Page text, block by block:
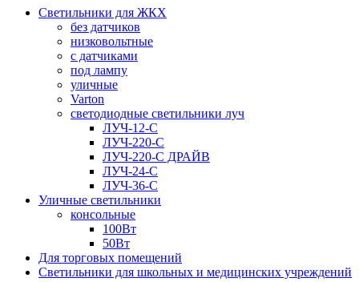
Светильники для ЖКХ
без датчиков
низковольтные
с датчиками
под лампу
уличные
Varton
светодиодные светильники луч
ЛУЧ-12-С
ЛУЧ-220-С
ЛУЧ-220-С ДРАЙВ
ЛУЧ-24-С
ЛУЧ-36-С
Уличные светильники
консольные
100Вт
50Вт
Для торговых помещений
Светильники для школьных и медицинских учреждений